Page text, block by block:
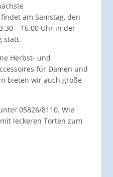
am Samstag, den
– 16.00 Uhr in der
statt.
Herbst- und
für Damen und
bieten wir auch große
05826/8110. Wie
leckeren Torten zum